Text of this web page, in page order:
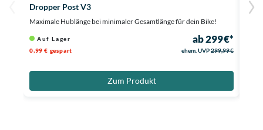
Dropper Post V3
Maximale Hublänge bei minimaler Gesamtlänge für dein Bike!
Auf Lager ab 299 €*
0,99 € gespart ehem. UVP299,99 €
Zum Produkt